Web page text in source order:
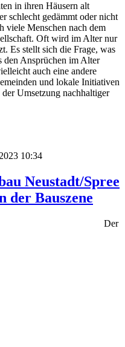
in ihren Häusern alt
schlecht gedämmt oder nicht
viele Menschen nach dem
Oft wird im Alter nur
Es stellt sich die Frage, was
den Ansprüchen im Alter
auch eine andere
und lokale Initiativen
Umsetzung nachhaltiger
10:34
Neustadt/Spree
Bauszene
Der